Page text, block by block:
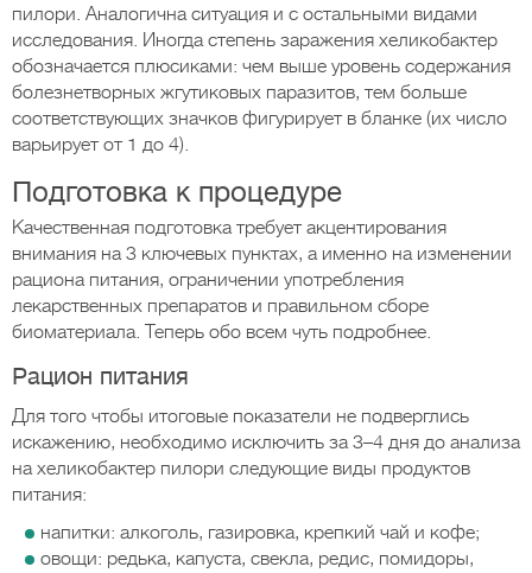
пилори. Аналогична ситуация и с остальными видами
исследования. Иногда степень заражения хеликобактер
обозначается плюсиками: чем выше уровень содержания
болезнетворных жгутиковых паразитов, тем больше
соответствующих значков фигурирует в бланке (их число
варьирует от 1 до 4).
Подготовка к процедуре
Качественная подготовка требует акцентирования
внимания на 3 ключевых пунктах, а именно на изменении
рациона питания, ограничении употребления
лекарственных препаратов и правильном сборе
биоматериала. Теперь обо всем чуть подробнее.
Рацион питания
Для того чтобы итоговые показатели не подверглись
искажению, необходимо исключить за 3–4 дня до анализа
на хеликобактер пилори следующие виды продуктов
питания:
напитки: алкоголь, газировка, крепкий чай и кофе;
овощи: редька, капуста, свекла, редис, помидоры,